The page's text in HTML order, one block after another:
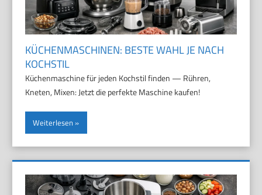
KÜCHENMASCHINEN: BESTE WAHL JE NACH
KOCHSTIL
Küchenmaschine für jeden Kochstil finden — Rühren,
Kneten, Mixen: Jetzt die perfekte Maschine kaufen!
Weiterlesen